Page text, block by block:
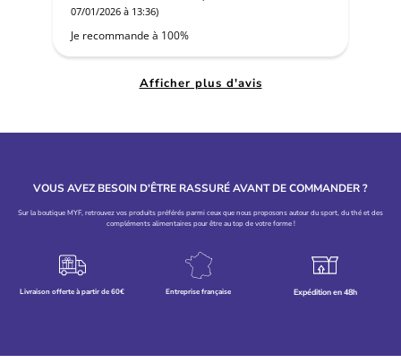
07/01/2026 à 13:36)
Je recommande à 100%
Afficher plus d'avis
VOUS AVEZ BESOIN D'ÊTRE RASSURÉ AVANT DE COMMANDER ?
Sur la boutique MYF, retrouvez vos produits préférés parmi ceux que nous proposons autour du sport, du thé et des
compléments alimentaires pour être au top de votre forme !
Livraison offerte à partir de 60€ Entreprise française Expédition en 48h